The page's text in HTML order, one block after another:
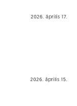
2026. április 17.
2026. április 15.